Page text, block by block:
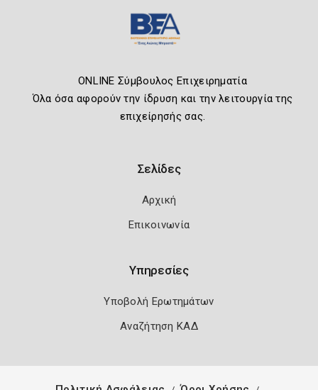
ONLINE Σύμβουλος Επιχειρηματία
Όλα όσα αφορούν την ίδρυση και την λειτουργία της
επιχείρησής σας.
Σελίδες
Αρχική
Επικοινωνία
Υπηρεσίες
Υποβολή Ερωτημάτων
Αναζήτηση ΚΑΔ